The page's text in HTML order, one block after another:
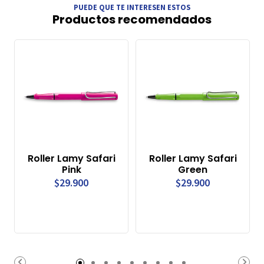
PUEDE QUE TE INTERESEN ESTOS
Productos recomendados
Roller Lamy Safari
Pink
$29.900
Roller Lamy Safari
Green
$29.900